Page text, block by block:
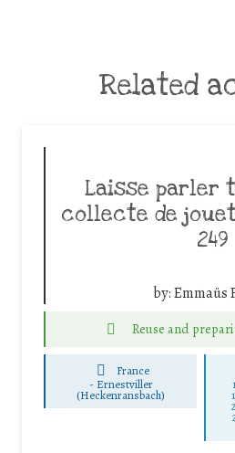
Related
Laisse parler
collecte de
249
by:Emmaüs
Reuse and
France
- Ernestviller
(Heckenransbach)